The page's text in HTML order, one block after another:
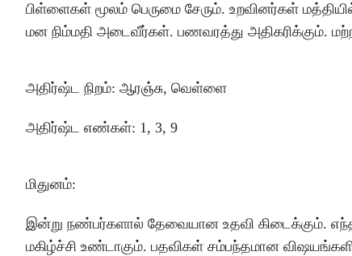
பிள்ளைகள் மூலம் பெருமை சேரும். உறவினர்கள்
மன நிம்மதி அடைவீர்கள். பணவரத்து அதிகரிக்கும்.
அதிர்ஷ்ட நிறம்: ஆரஞ்சு, வெள்ளை
அதிர்ஷ்ட எண்கள்: 1, 3, 9
மிதுனம்:
இன்று நண்பர்களால் தேவையான உதவி கிடைக்கும்.
மகிழ்ச்சி உண்டாகும். பதவிகள் சம்பந்தமான